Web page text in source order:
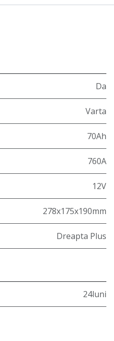
Da
Varta
70Ah
760A
12V
278x175x190mm
Dreapta Plus
24luni